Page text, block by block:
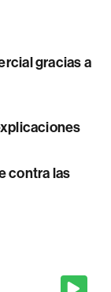
gracias a
contra las